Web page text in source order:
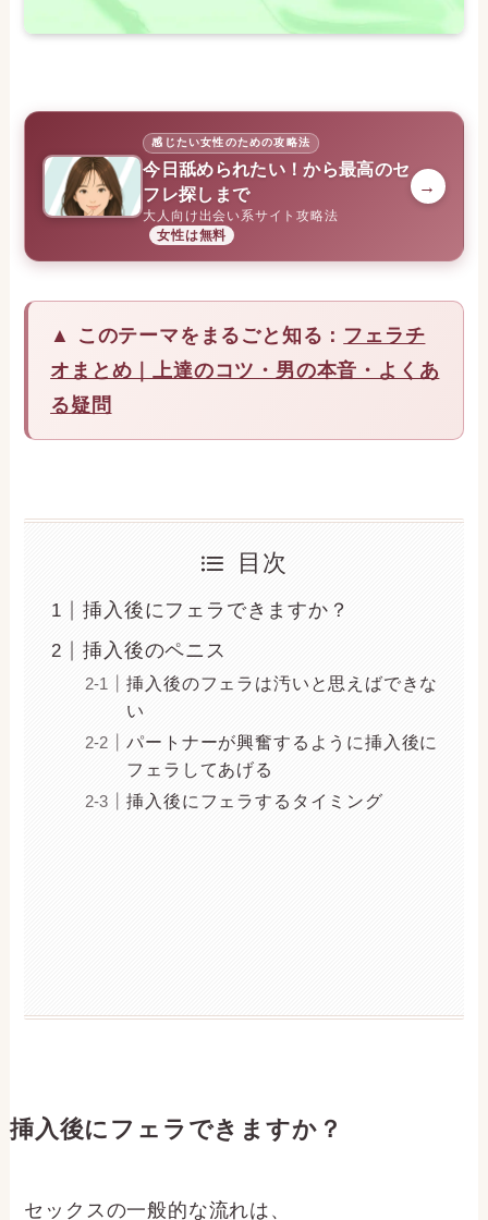
感じたい女性のための攻略法
今日舐められたい！から最高のセ
フレ探しまで
大人向け出会い系サイト攻略法
女性は無料
→
▲ このテーマをまるごと知る： フェラチ
オまとめ｜上達のコツ・男の本音・よくあ
る疑問
目次
挿入後にフェラできますか？
挿入後のペニス
挿入後のフェラは汚いと思えばできな
い
パートナーが興奮するように挿入後に
フェラしてあげる
挿入後にフェラするタイミング
挿入後にフェラできますか？
セックスの一般的な流れは、